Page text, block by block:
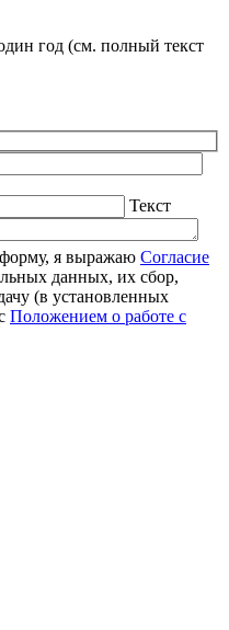
год (см. полный текст
Текст
я выражаю Согласие
данных, их сбор,
(в установленных
Положением о работе с